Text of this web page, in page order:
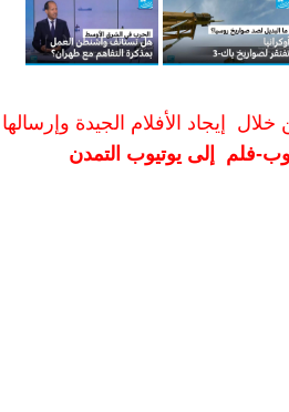
إيجاد الأفلام الجيدة وإرسالها
فلم إلى يوتيوب التمدن